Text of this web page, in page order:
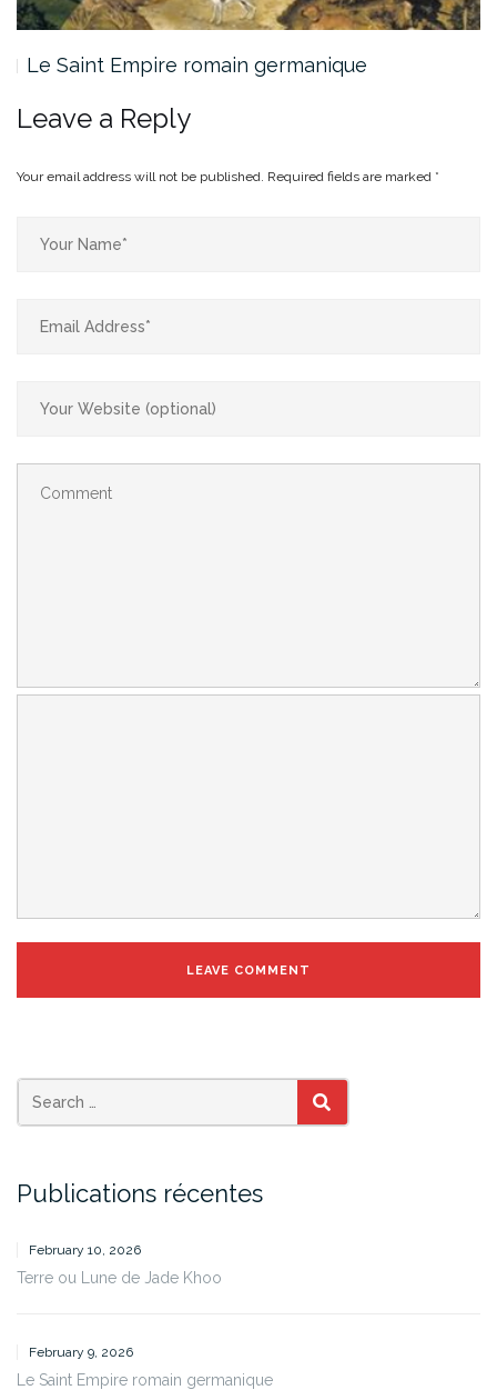
Le Saint Empire romain germanique
Leave a Reply
Your email address will not be published. Required fields are marked *
SEARCH
Publications récentes
February 10, 2026
Terre ou Lune de Jade Khoo
February 9, 2026
Le Saint Empire romain germanique